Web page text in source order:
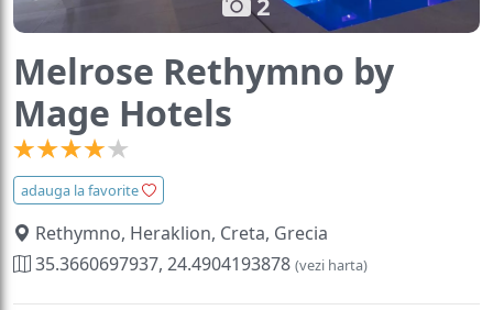
Melrose Rethymno by
Mage Hotels
adauga la favorite
Rethymno, Heraklion, Creta, Grecia
35.3660697937, 24.4904193878 (vezi harta)